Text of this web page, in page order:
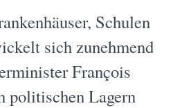
Schulen
sich zunehmend
François
politischen Lagern